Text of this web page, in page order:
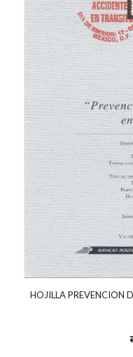
HOJILLA PREVENCION